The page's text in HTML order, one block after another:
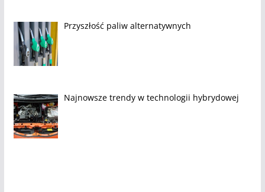
Przyszłość paliw alternatywnych
Najnowsze trendy w technologii hybrydowej